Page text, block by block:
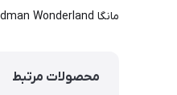
مانگا Deadman Wonderland مانگا شهربازی مردگان زبان انگلیسی
محصولات مرتبط